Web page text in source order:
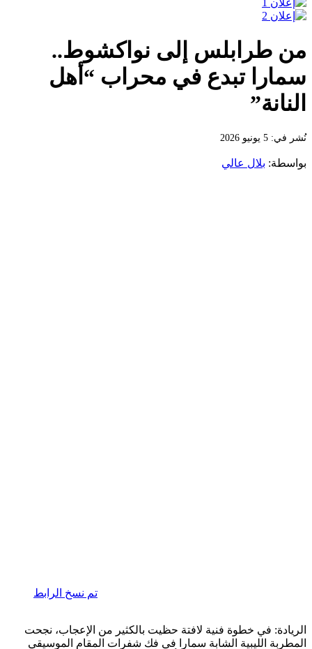
من طرابلس إلى نواكشوط..
سمارا تبدع في محراب “أهل
النانة”
نُشر في: 5 يونيو 2026
بواسطة: بلال عالي
تم نسخ الرابط
الريادة: في خطوة فنية لافتة حظيت بالكثير من الإعجاب، نجحت
المطربة الليبية الشابة سمارا في فك شفرات المقام الموسيقي